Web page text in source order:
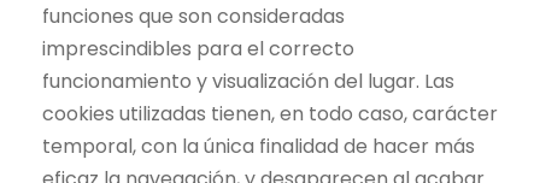
funciones que son consideradas
imprescindibles para el correcto
funcionamiento y visualización del lugar. Las
cookies utilizadas tienen, en todo caso, carácter
temporal, con la única finalidad de hacer más